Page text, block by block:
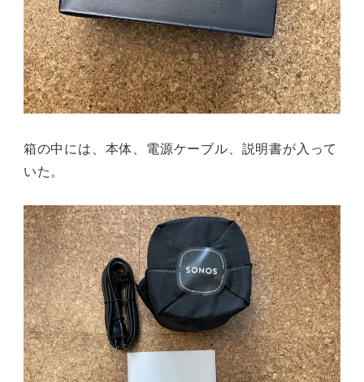
箱の中には、本体、電源ケーブル、説明書が入って
いた。